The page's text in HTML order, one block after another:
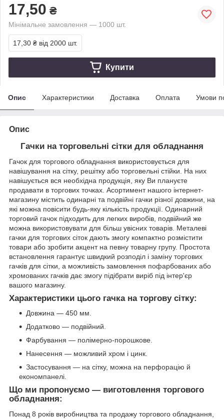
17,50 ₴
Мінімальне замовлення — 1000 шт.
17,30 ₴ від 2000 шт.
Купити
Опис Характеристики Доставка Оплата Умови
Опис
Гачки на торговельні сітки для обладнання
Гачок для торгового обладнання використовується для
навішування на сітку, решітку або торговельні стійки. На них
навішується вся необхідна продукція, яку Ви плануєте
продавати в торгових точках. Асортимент нашого інтернет-
магазину містить одинарні та подвійні гачки різної довжини, на
які можна повісити будь-яку кількість продукції. Одинарний
торговий гачок підходить для легких виробів, подвійний же
можна використовувати для більш увісних товарів. Металеві
гачки для торгових сіток дають змогу компактно розмістити
товари або зробити акцент на певну товарну групу. Простота
встановлення гарантує швидкий розподіл і заміну торгових
гачків для сітки, а можливість замовлення пофарбованих або
хромованих гачків дає змогу підібрати виріб під інтер'єр
вашого магазину.
Характеристики цього гачка на торгову сітку:
Довжина — 450 мм.
Додатково — подвійний.
Фарбування — полімерно-порошкове.
Нанесення — можливий хром і цинк.
Застосування — на сітку, можна на перфорацію й
економпанелі.
Що ми пропонуємо — виготовлення торгового
обладнання:
Понад 8 років виробництва та продажу торгового обладнання,